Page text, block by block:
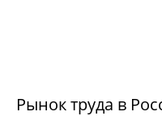
Рынок труда в